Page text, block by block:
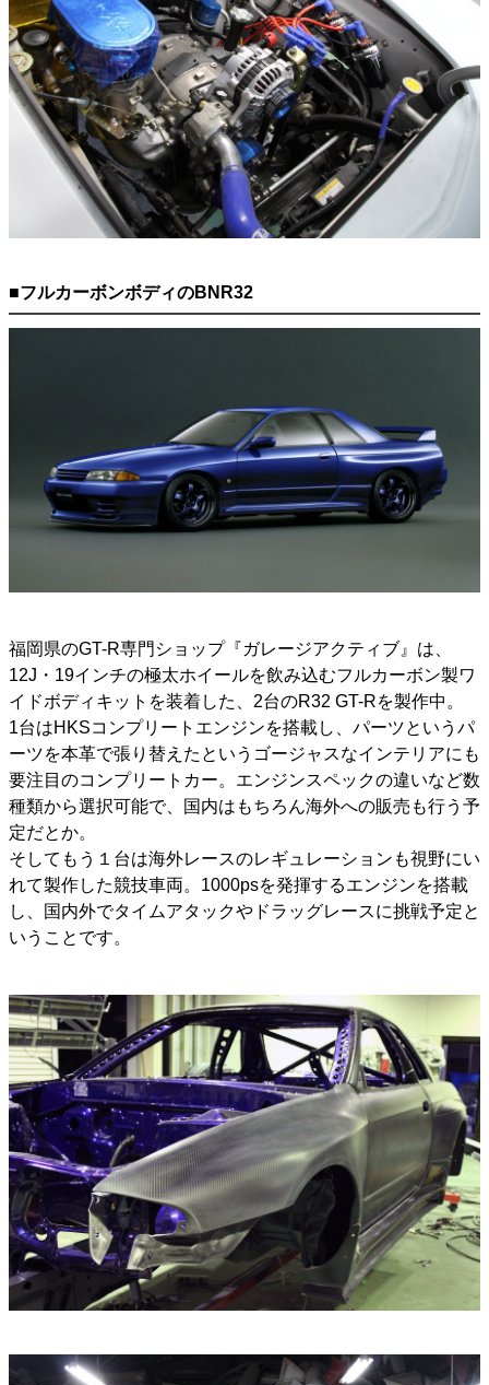
■フルカーボンボディのBNR32
福岡県のGT-R専門ショップ『ガレージアクティブ』は、
12J・19インチの極太ホイールを飲み込むフルカーボン製ワ
イドボディキットを装着した、2台のR32 GT-Rを製作中。
1台はHKSコンプリートエンジンを搭載し、パーツというパ
ーツを本革で張り替えたというゴージャスなインテリアにも
要注目のコンプリートカー。エンジンスペックの違いなど数
種類から選択可能で、国内はもちろん海外への販売も行う予
定だとか。
そしてもう１台は海外レースのレギュレーションも視野にい
れて製作した競技車両。1000psを発揮するエンジンを搭載
し、国内外でタイムアタックやドラッグレースに挑戦予定と
いうことです。